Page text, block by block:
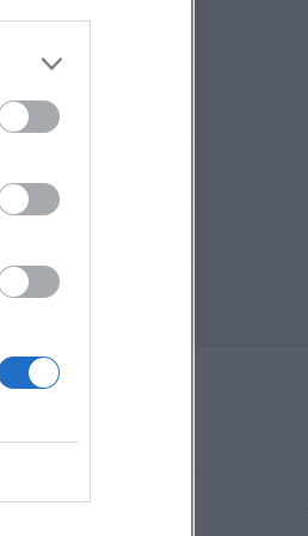
offizielle
in der
Der
mit einem
während
werden
transparent
Für
von 7
Euro, und für